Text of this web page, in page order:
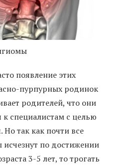
появление этих
пурпурных родинок
родителей, что они
специалистам с целью
Но так как почти все
по достижении
3-5 лет, то трогать